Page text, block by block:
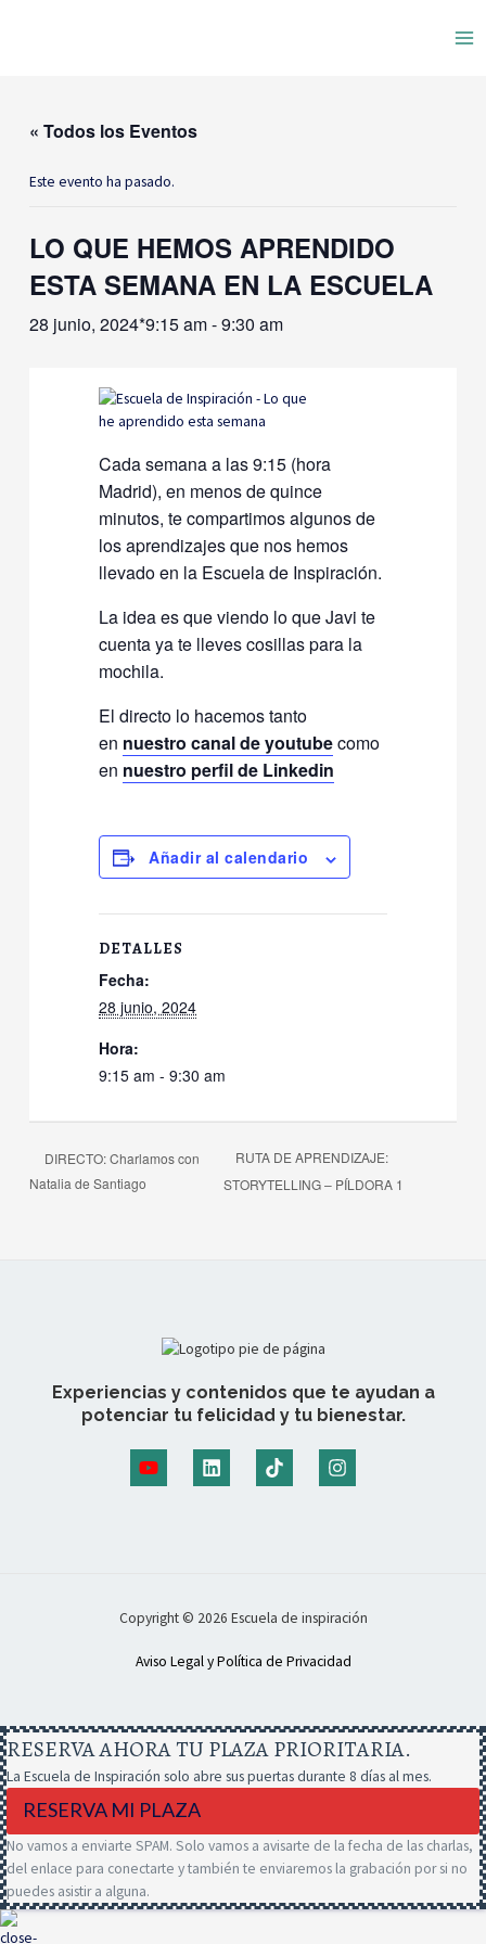
« Todos los Eventos
Este evento ha pasado.
LO QUE HEMOS APRENDIDO
ESTA SEMANA EN LA ESCUELA
28 junio, 2024*9:15 am-9:30 am
Cada semana a las 9:15 (hora
Madrid), en menos de quince
minutos, te compartimos algunos de
los aprendizajes que nos hemos
llevado en la Escuela de Inspiración.
La idea es que viendo lo que Javi te
cuenta ya te lleves cosillas para la
mochila.
El directo lo hacemos tanto
en nuestro canal de youtubecomo
en nuestro perfil de Linkedin
Añadir al calendario
DETALLES
Fecha:
28 junio, 2024
Hora:
9:15 am - 9:30 am
DIRECTO: Charlamos con
Natalia de Santiago
RUTA DE APRENDIZAJE:
STORYTELLING – PÍLDORA 1
Experiencias y contenidos que te ayudan a
potenciar tu felicidad y tu bienestar.
Copyright © 2026 Escuela de inspiración
Aviso Legal y Política de Privacidad
RESERVA AHORA TU PLAZA PRIORITARIA.
La Escuela de Inspiración solo abre sus puertas durante 8 días al mes.
RESERVA MI PLAZA
No vamos a enviarte SPAM. Solo vamos a avisarte de la fecha de las charlas,
del enlace para conectarte y también te enviaremos la grabación por si no
puedes asistir a alguna.